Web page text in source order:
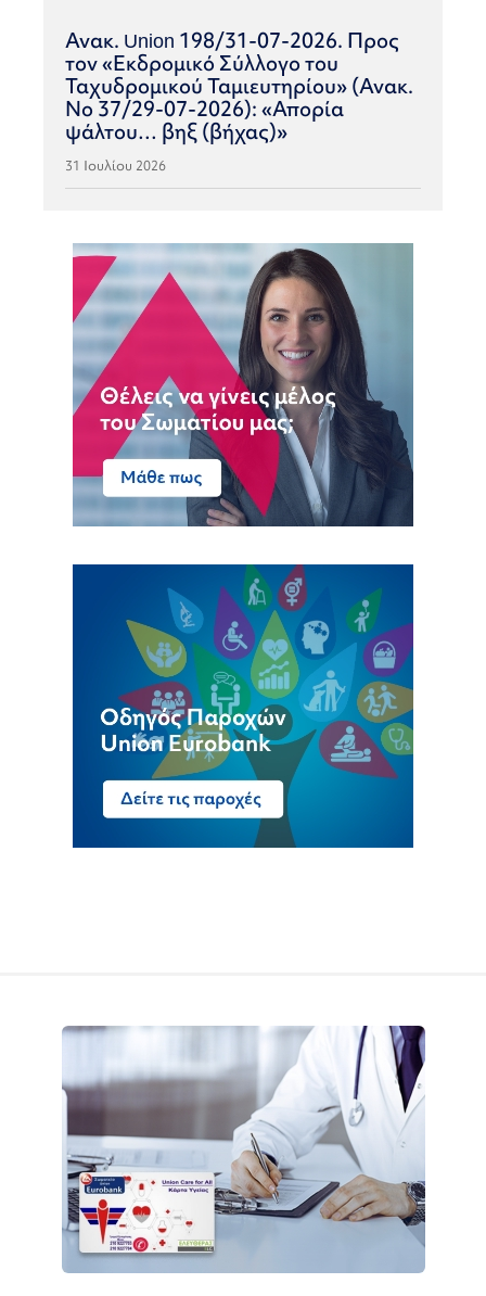
Ανακ. Union 198/31-07-2026. Προς
τον «Εκδρομικό Σύλλογο του
Ταχυδρομικού Ταμιευτηρίου» (Ανακ.
Νο 37/29-07-2026): «Απορία
ψάλτου… βηξ (βήχας)»
31 Ιουλίου 2026